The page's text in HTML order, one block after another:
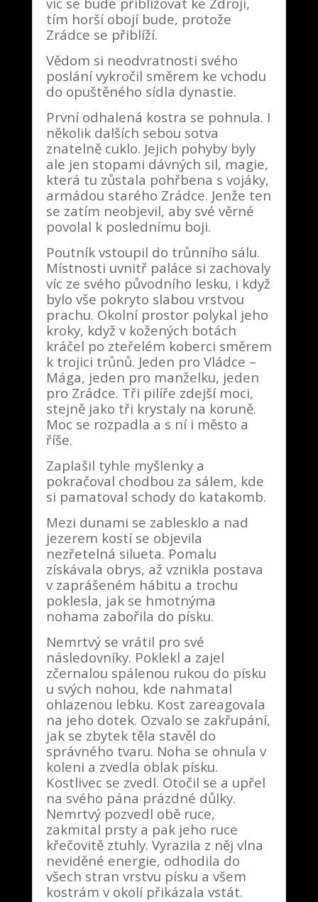
tím horší obojí bude, protože
Zrádce se přiblíží.
Vědom si neodvratnosti svého
poslání vykročil směrem ke vchodu
do opuštěného sídla dynastie.
První odhalená kostra se pohnula. I
několik dalších sebou sotva
znatelně cuklo. Jejich pohyby byly
ale jen stopami dávných sil, magie,
která tu zůstala pohřbena s vojáky,
armádou starého Zrádce. Jenže ten
se zatím neobjevil, aby své věrné
povolal k poslednímu boji.
Poutník vstoupil do trůnního sálu.
Místnosti uvnitř paláce si zachovaly
víc ze svého původního lesku, i když
bylo vše pokryto slabou vrstvou
prachu. Okolní prostor polykal jeho
kroky, když v kožených botách
kráčel po zteřelém koberci směrem
k trojici trůnů. Jeden pro Vládce –
Mága, jeden pro manželku, jeden
pro Zrádce. Tři pilíře zdejší moci,
stejně jako tři krystaly na koruně.
Moc se rozpadla a s ní i město a
říše.
Zaplašil tyhle myšlenky a
pokračoval chodbou za sálem, kde
si pamatoval schody do katakomb.
Mezi dunami se zablesklo a nad
jezerem kostí se objevila
nezřetelná silueta. Pomalu
získávala obrys, až vznikla postava
v zaprášeném hábitu a trochu
poklesla, jak se hmotnýma
nohama zabořila do písku.
Nemrtvý se vrátil pro své
následovníky. Poklekl a zajel
zčernalou spálenou rukou do písku
u svých nohou, kde nahmatal
ohlazenou lebku. Kost zareagovala
na jeho dotek. Ozvalo se zakřupání,
jak se zbytek těla stavěl do
správného tvaru. Noha se ohnula v
koleni a zvedla oblak písku.
Kostlivec se zvedl. Otočil se a upřel
na svého pána prázdné důlky.
Nemrtvý pozvedl obě ruce,
zakmital prsty a pak jeho ruce
křečovitě ztuhly. Vyrazila z něj vlna
neviděné energie, odhodila do
všech stran vrstvu písku a všem
kostrám v okolí přikázala vstát.